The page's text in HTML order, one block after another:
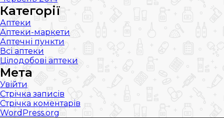
Категорії
Аптеки
Аптеки-маркети
Аптечні пункти
Всі аптеки
Цілодобові аптеки
Мета
Увійти
Стрічка записів
Стрічка коментарів
WordPress.org